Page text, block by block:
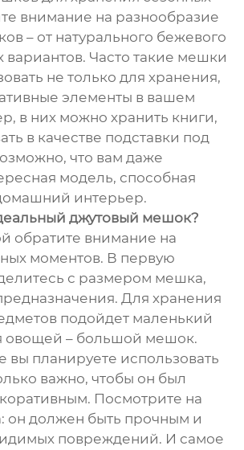
внимание на разнообразие
– от натурального бежевого
вариантов. Часто такие мешки
не только для хранения,
элементы в вашем
в них можно хранить книги,
в качестве подставки под
что вам даже
модель, способная
интерьер.
джутовый мешок?
обратите внимание на
моментов. В первую
с размером мешка,
Для хранения
подойдет маленький
овощей – большой мешок.
вы планируете использовать
важно, чтобы он был
Посмотрите на
он должен быть прочным и
повреждений. И самое